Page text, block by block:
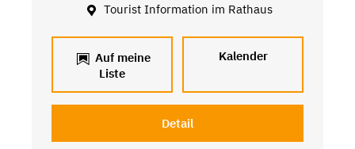
Tourist Information im Rathaus
Auf meine
Liste
Kalender
Detail